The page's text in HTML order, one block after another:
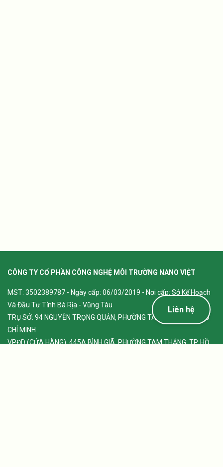
CÔNG TY CỔ PHẦN CÔNG NGHỆ MÔI TRƯỜNG NANO VIỆT
MST: 3502389787 - Ngày cấp: 06/03/2019 - Nơi cấp: Sở Kế Hoạch
Và Đầu Tư Tỉnh Bà Rịa - Vũng Tàu
TRỤ SỞ: 94 NGUYỄN TRỌNG QUẢN, PHƯỜNG TAM THẮNG, TP. HỒ
CHÍ MINH
VPĐD (CỬA HÀNG): 445A BÌNH GIÃ, PHƯỜNG TAM THẮNG, TP. HỒ
Liên hệ